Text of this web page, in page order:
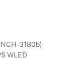
3180b)
WLED